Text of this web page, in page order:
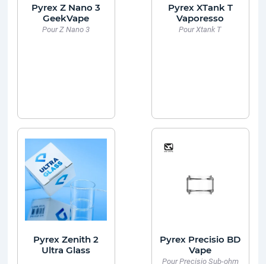
Pyrex Z Nano 3
GeekVape
Pour Z Nano 3
Pyrex XTank T
Vaporesso
Pour Xtank T
Pyrex Zenith 2
Ultra Glass
Pyrex Precisio BD
Vape
Pour Precisio Sub-ohm